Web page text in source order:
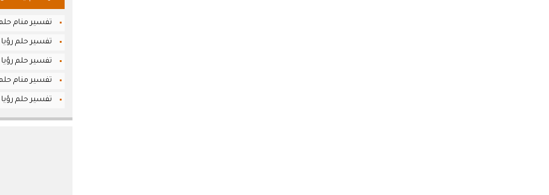
تفسير منام حلم
تفسير حلم
تفسير حلم
تفسير منام حلم
تفسير حلم